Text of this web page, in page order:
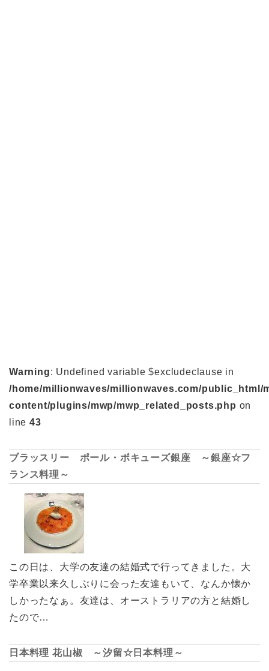
Warning: Undefined variable $excludeclause in
/home/millionwaves/millionwaves.com/public_html/
content/plugins/mwp/mwp_related_posts.php on
line 43
ブラッスリー ポール・ボキューズ銀座 ～銀座☆フ
ランス料理～
この日は、大学の友達の結婚式で行ってきました。大
学卒業以来久しぶりに会った友達もいて、なんか懐か
しかったなぁ。友達は、オーストラリアの方と結婚し
たので…
日本料理 花山椒 ～汐留☆日本料理～